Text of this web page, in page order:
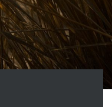
733